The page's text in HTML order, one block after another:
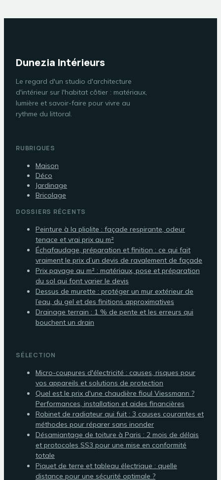
Dunezia Intérieurs
Le regard d'un studio d'architecture
d'intérieur sur l'habitat côtier : matériaux,
lumière et savoir-faire pour vivre au
rythme du littoral.
RUBRIQUES
Maison
Déco
Jardinage
Bricolage
DOSSIERS RÉCENTS
Peinture à la pliolite : façade respirante, odeur
tenace et vrai prix au m²
Échafaudage, préparation et finition : ce qui fait
vraiment le prix d’un devis de ravalement de façade
Prix pavage au m² : matériaux, pose et préparation
du sol qui font varier le devis
Dessus de murette : protéger un mur extérieur de
l’eau, du gel et des finitions approximatives
Drainage terrain : 1 % de pente et les erreurs qui
bouchent un drain
SÉLECTION
Micro-coupures d'électricité : causes, risques pour
vos appareils et solutions de protection
Quel est le prix d'une chaudière fioul Viessmann ?
Performances, installation et aides financières
Robinet de radiateur qui fuit : 3 causes courantes et
méthodes pour réparer sans inonder
Désamiantage de toiture à Paris : 2 mois de délais
et protocoles SS3 pour une mise en conformité
totale
Piquet de terre et tableau électrique : quelle
distance pour une sécurité optimale ?